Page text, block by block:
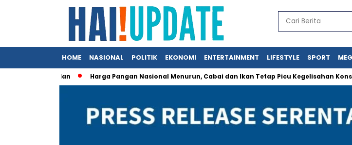
HOME NASIONAL POLITIK EKONOMI ENTERTAINMENT LIFESTYLE SPORT
Harga Pangan Nasional Menurun, Cabai dan Ikan Tetap Picu Kegelisahan Konsumen